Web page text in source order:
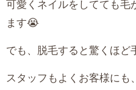
可愛くネイルをしてても毛
ます😭
でも、脱毛すると驚くほど
スタッフもよくお客様にも